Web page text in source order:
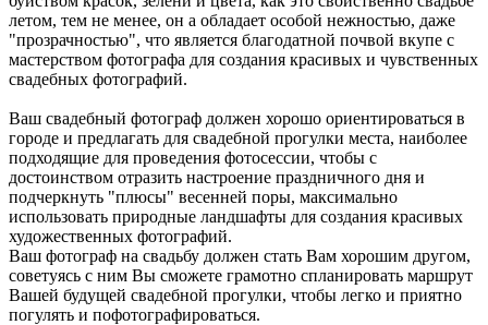
летом, тем не менее, он а обладает особой нежностью, даже
"прозрачностью", что является благодатной почвой вкупе с
мастерством фотографа для создания красивых и чувственных
свадебных фотографий.
Ваш свадебный фотограф должен хорошо ориентироваться в
городе и предлагать для свадебной прогулки места, наиболее
подходящие для проведения фотосессии, чтобы с
достоинством отразить настроение праздничного дня и
подчеркнуть "плюсы" весенней поры, максимально
использовать природные ландшафты для создания красивых
художественных фотографий.
Ваш фотограф на свадьбу должен стать Вам хорошим другом,
советуясь с ним Вы сможете грамотно спланировать маршрут
Вашей будущей свадебной прогулки, чтобы легко и приятно
погулять и пофотографироваться.